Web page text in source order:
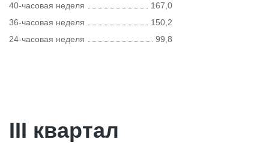
40-часовая неделя
167,0
36-часовая неделя
150,2
24-часовая неделя
99,8
III квартал